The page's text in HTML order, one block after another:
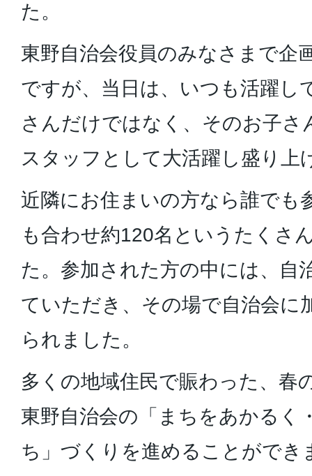
た。
東野自治会役員のみなさまで企
ですが、当日は、いつも活躍し
さんだけではなく、そのお子さ
スタッフとして大活躍し盛り上
近隣にお住まいの方なら誰でも
も合わせ約120名というたくさ
た。参加された方の中には、自
ていただき、その場で自治会に
られました。
多くの地域住民で賑わった、春
東野自治会の「まちをあかるく
ち」づくりを進めることができ